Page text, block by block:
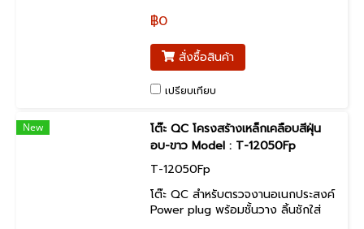
฿0
สั่งซื้อสินค้า
เปรียบเทียบ
New
โต๊ะ QC โครงสร้างเหล็กเคลือบสีฝุ่น
อบ-ขาว Model : T-12050Fp
T-12050Fp
โต๊ะ QC สำหรับตรวจงานอเนกประสงค์
Power plug พร้อมชั้นวาง ลิ้นชักใส่